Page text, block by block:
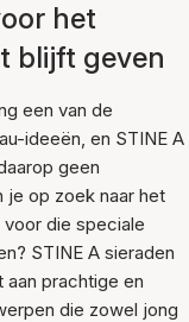
het
blijft geven
een van de
ideeën, en STINE A
geen
je op zoek naar het
die speciale
STINE A sieraden
prachtige en
die zowel jong